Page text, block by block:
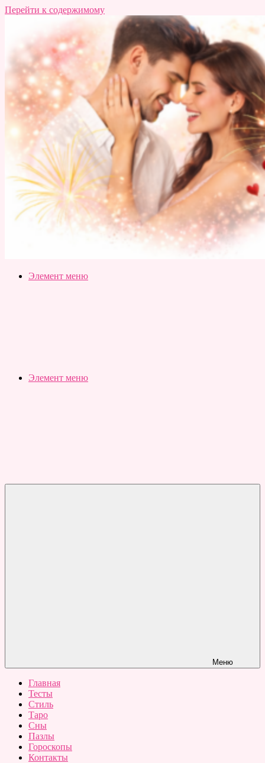
Перейти к содержимому
Slubovju.ru
Бесплатные
Элемент меню
Элемент меню
Меню
Главная
Тесты
Стиль
Таро
Сны
Пазлы
Гороскопы
Контакты